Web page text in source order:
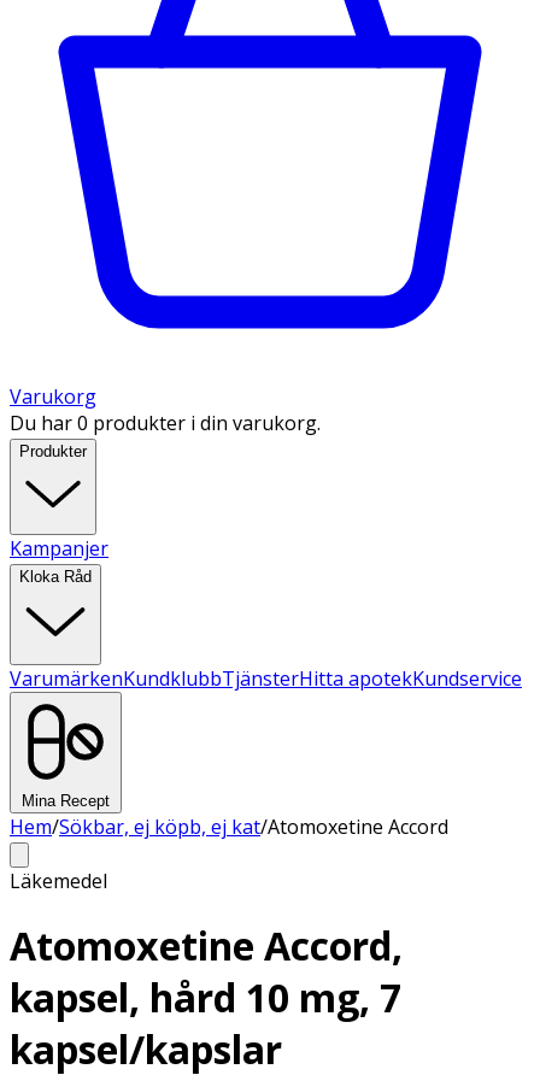
Varukorg
Du har 0 produkter i din varukorg.
Produkter
Kampanjer
Kloka Råd
VarumärkenKundklubbTjänsterHitta apotekKundservice
Mina Recept
Hem/Sökbar, ej köpb, ej kat/Atomoxetine Accord
Läkemedel
Atomoxetine Accord,
kapsel, hård 10 mg, 7
kapsel/kapslar